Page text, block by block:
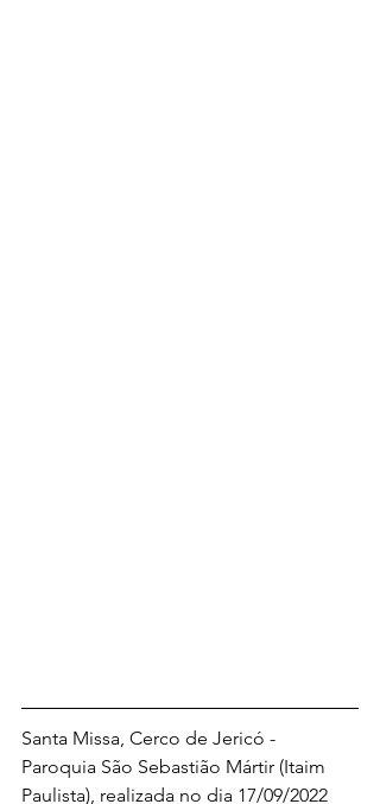
Santa Missa, Cerco de Jericó -
Paroquia São Sebastião Mártir (Itaim
Paulista), realizada no dia 17/09/2022